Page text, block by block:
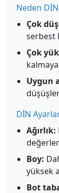
Neden
Çok
serbest
Çok
Uygun
DİN
Ağırlık:
Boy:
yüksek
Bot